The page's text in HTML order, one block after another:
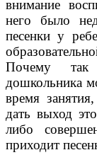
внимание
него было
песенки у
Почему так
дошкольника
время
дать выход
либо
приходит